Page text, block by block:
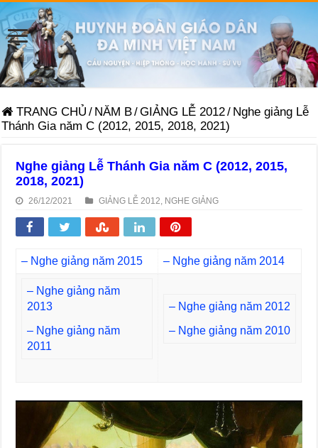
TRANG CHỦ / NĂM B/GIẢNG LỄ 2012/ Nghe giảng Lễ
Thánh Gia năm C (2012, 2015, 2018, 2021)
Nghe giảng Lễ Thánh Gia năm C (2012, 2015,
2018, 2021)
26/12/2021 GIẢNG LỄ 2012 NGHE GIẢNG
– Nghe giảng năm 2015 – Nghe giảng năm 2014
– Nghe giảng năm
2013
– Nghe giảng năm
2011
– Nghe giảng năm 2012
– Nghe giảng năm 2010